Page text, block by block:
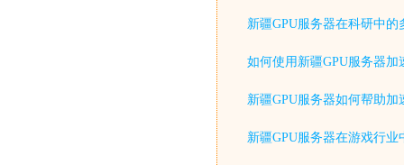
新疆GPU服务器在科研中的
如何使用新疆GPU服务器加
新疆GPU服务器如何帮助加
新疆GPU服务器在游戏行业